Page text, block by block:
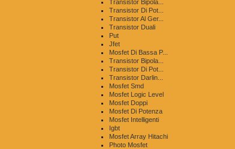
Transistor Bipola...
Transistor Di Pot...
Transistor Al Ger...
Transistor Duali
Put
Jfet
Mosfet Di Bassa P...
Transistor Bipola...
Transistor Di Pot...
Transistor Darlin...
Mosfet Smd
Mosfet Logic Level
Mosfet Doppi
Mosfet Di Potenza
Mosfet Intelligenti
Igbt
Mosfet Array Hitachi
Photo Mosfet